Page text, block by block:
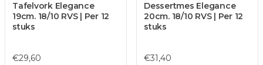
Tafelvork Elegance
19cm. 18/10 RVS | Per 12
stuks
€29,60
Dessertmes Elegance
20cm. 18/10 RVS | Per 12
stuks
€31,40